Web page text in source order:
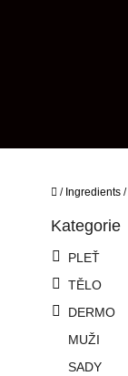
Domů
/ Ingredients /
Přeskočit
Kategorie
PLEŤ
TĚLO
DERMO
MUŽI
SADY